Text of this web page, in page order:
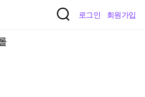
로그인 회원가입